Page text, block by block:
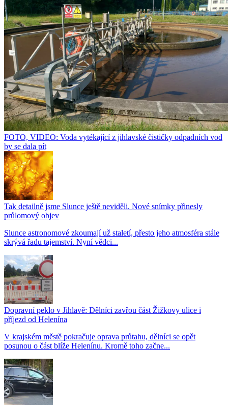
FOTO, VIDEO: Voda vytékající z jihlavské čističky odpadních vod
by se dala pít
Tak detailně jsme Slunce ještě neviděli. Nové snímky přinesly
průlomový objev
Slunce astronomové zkoumají už staletí, přesto jeho atmosféra stále
skrývá řadu tajemství. Nyní vědci...
Dopravní peklo v Jihlavě: Dělníci zavřou část Žižkovy ulice i
příjezd od Helenína
V krajském městě pokračuje oprava průtahu, dělníci se opět
posunou o část blíže Helenínu. Kromě toho začne...